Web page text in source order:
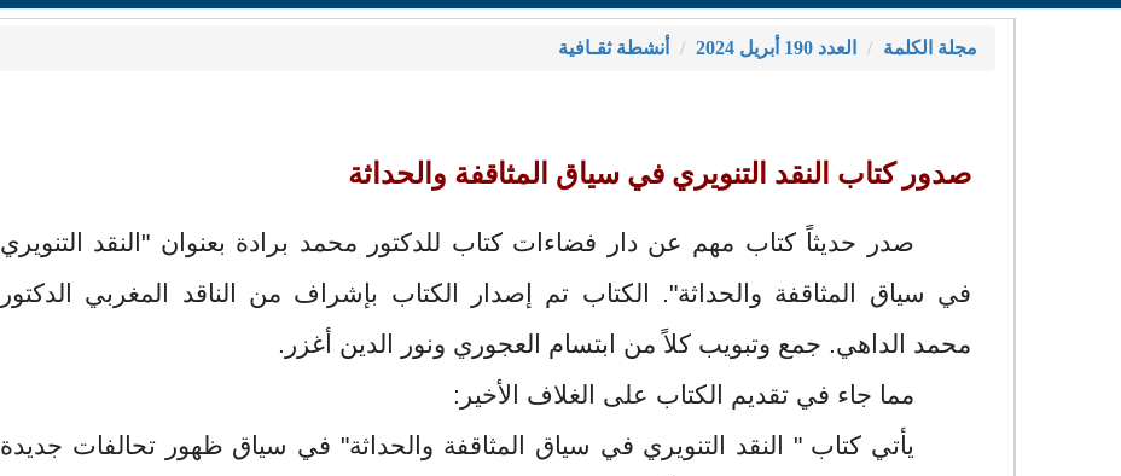
مجلة الكلمة العدد 190 أبريل 2024 أنشطة ثقـافية
صدور كتاب النقد التنويري في سياق المثاقفة والحداثة
صدر حديثاً كتاب مهم عن دار فضاءات كتاب للدكتور محمد برادة بعنوان "النقد التنويري
في سياق المثاقفة والحداثة". الكتاب تم إصدار الكتاب بإشراف من الناقد المغربي الدكتور
محمد الداهي. جمع وتبويب كلاً من ابتسام العجوري ونور الدين أغزر.
مما جاء في تقديم الكتاب على الغلاف الأخير:
يأتي كتاب " النقد التنويري في سياق المثاقفة والحداثة" في سياق ظهور تحالفات جديدة